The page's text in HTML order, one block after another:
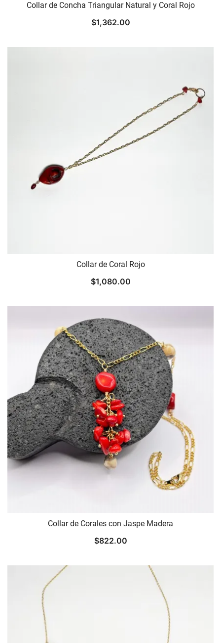
Collar de Concha Triangular Natural y Coral Rojo
$1,362.00
Collar de Coral Rojo
$1,080.00
Collar de Corales con Jaspe Madera
$822.00